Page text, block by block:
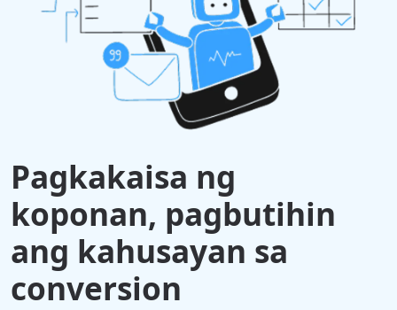
Pagkakaisa ng
koponan, pagbutihin
ang kahusayan sa
conversion